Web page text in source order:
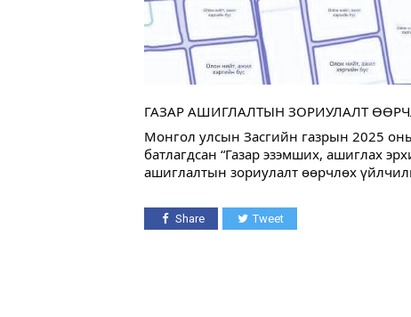
ГАЗАР АШИГЛАЛТЫН ЗОРИУЛАЛТ
Монгол улсын Засгийн газрын 2025
батлагдсан “Газар эзэмших, ашиглах
ашиглалтын зориулалт өөрчлөх
Share Tweet